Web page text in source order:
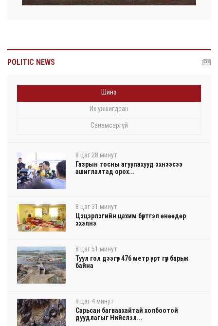
POLITIC NEWS
Шинэ
Их уншигдсан
Санамсаргүй
8 цаг 28 минут
Газрын тосны агуулахууд эхнээсээ
ашиглалтад орох...
8 цаг 31 минут
Цэцэрлэгийн цахим бүртгэл өнөөдөр
эхэлнэ
8 цаг 51 минут
Туул гол дээгүүр 476 метр урт гүүр барьж
байна
9 цаг 4 минут
Сарьсан багваахайтай холбоотой
дуудлагыг Нийслэл...